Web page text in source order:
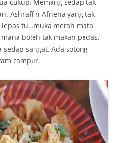
cukup. Memang sedap tak
Ashraff n Afriena yang tak
tu…muka merah mata
boleh tak makan pedas.
sedap sangat. Ada sotong
campur.